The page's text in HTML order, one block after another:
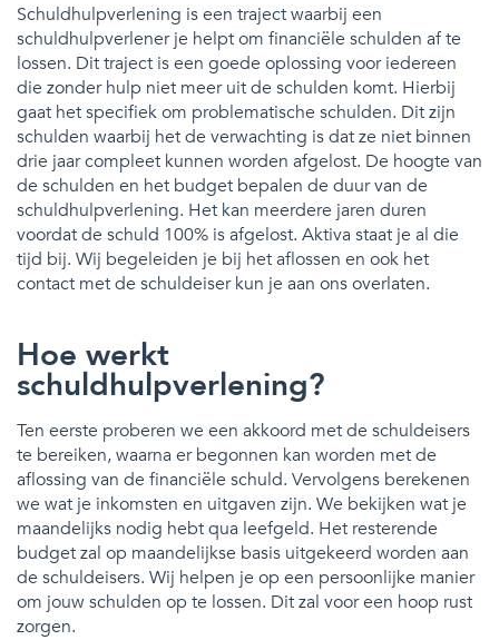
Schuldhulpverlening is een traject waarbij een
schuldhulpverlener je helpt om financiële schulden af te
lossen. Dit traject is een goede oplossing voor iedereen
die zonder hulp niet meer uit de schulden komt. Hierbij
gaat het specifiek om problematische schulden. Dit zijn
schulden waarbij het de verwachting is dat ze niet binnen
drie jaar compleet kunnen worden afgelost. De hoogte van
de schulden en het budget bepalen de duur van de
schuldhulpverlening. Het kan meerdere jaren duren
voordat de schuld 100% is afgelost. Aktiva staat je al die
tijd bij. Wij begeleiden je bij het aflossen en ook het
contact met de schuldeiser kun je aan ons overlaten.
Hoe werkt
schuldhulpverlening?
Ten eerste proberen we een akkoord met de schuldeisers
te bereiken, waarna er begonnen kan worden met de
aflossing van de financiële schuld. Vervolgens berekenen
we wat je inkomsten en uitgaven zijn. We bekijken wat je
maandelijks nodig hebt qua leefgeld. Het resterende
budget zal op maandelijkse basis uitgekeerd worden aan
de schuldeisers. Wij helpen je op een persoonlijke manier
om jouw schulden op te lossen. Dit zal voor een hoop rust
zorgen.